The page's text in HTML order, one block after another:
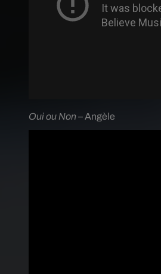
Oui ou Non– Angèle